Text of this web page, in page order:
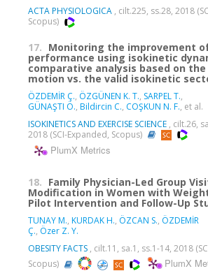
ACTA PHYSIOLOGICA , cilt.225, ss.28, 2018
Scopus)
17. Monitoring the improvement
performance using isokinetic
comparative analysis based on
motion vs. the valid isokinetic
ÖZDEMİR Ç., ÖZGÜNEN K. T., SARPEL T.,
GÜNAŞTI Ö., Bildircin C., COŞKUN N. F., et al.
ISOKINETICS AND EXERCISE SCIENCE , cilt.26,
2018 (SCI-Expanded, Scopus)
PlumX Metrics
18. Family Physician-Led Group
Modification in Women with
Pilot Intervention and Follow-Up
TUNAY M., KURDAK H., ÖZCAN S., ÖZDEMİR
Ç., Özer Z. Y.
OBESITY FACTS , cilt.11, sa.1, ss.1-14, 2018
Scopus)
PlumX